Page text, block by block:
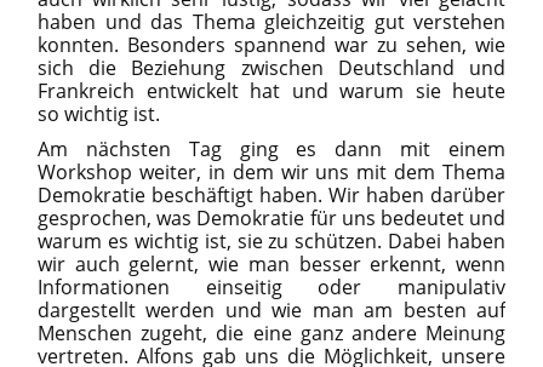
haben und das Thema gleichzeitig gut verstehen
konnten. Besonders spannend war zu sehen, wie
sich die Beziehung zwischen Deutschland und
Frankreich entwickelt hat und warum sie heute
so wichtig ist.
Am nächsten Tag ging es dann mit einem
Workshop weiter, in dem wir uns mit dem Thema
Demokratie beschäftigt haben. Wir haben darüber
gesprochen, was Demokratie für uns bedeutet und
warum es wichtig ist, sie zu schützen. Dabei haben
wir auch gelernt, wie man besser erkennt, wenn
Informationen einseitig oder manipulativ
dargestellt werden und wie man am besten auf
Menschen zugeht, die eine ganz andere Meinung
vertreten. Alfons gab uns die Möglichkeit, unsere